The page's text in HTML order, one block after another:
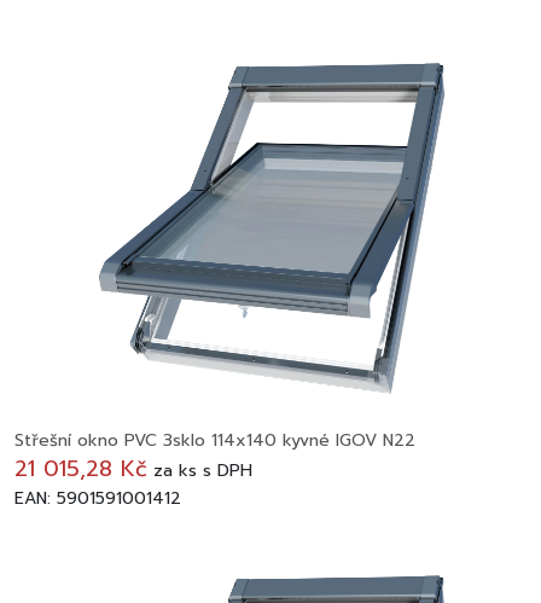
Střešní okno PVC 3sklo 114x140 kyvné IGOV N22
21 015,28 Kč za ks s DPH
EAN: 5901591001412